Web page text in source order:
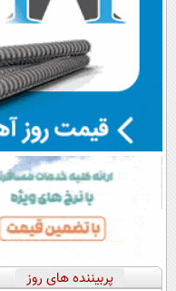
پربیننده های روز